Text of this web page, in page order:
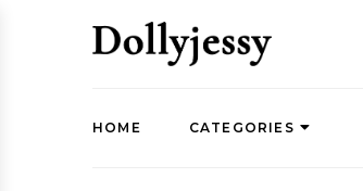
HOME CATEGORIES